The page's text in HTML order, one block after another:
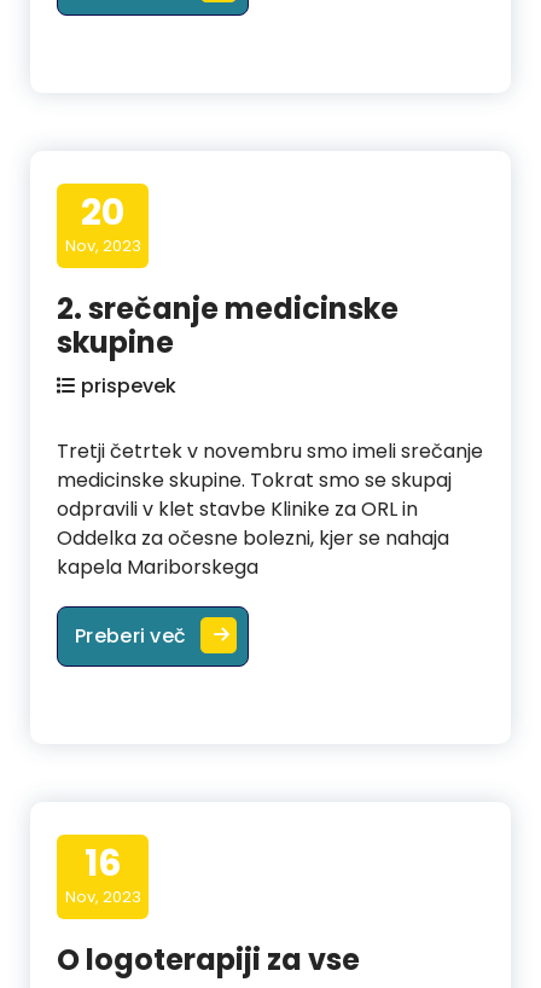
20
Nov, 2023
2. srečanje medicinske
skupine
prispevek
Tretji četrtek v novembru smo imeli srečanje
medicinske skupine. Tokrat smo se skupaj
odpravili v klet stavbe Klinike za ORL in
Oddelka za očesne bolezni, kjer se nahaja
kapela Mariborskega
Preberi več 2. srečanje medicinske skupine
16
Nov, 2023
O logoterapiji za vse